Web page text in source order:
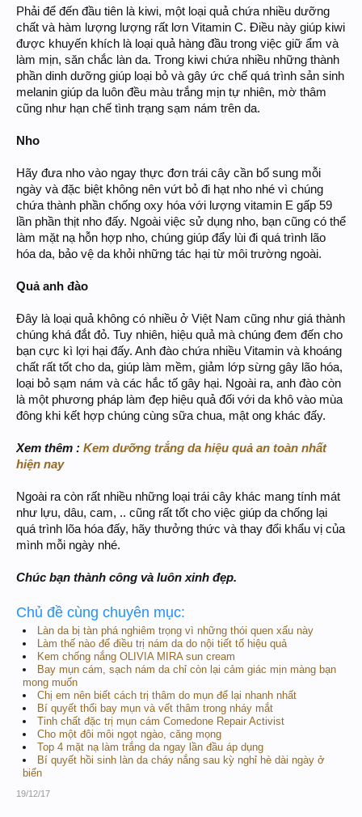
Phải để đến đầu tiên là kiwi, một loại quả chứa nhiều dưỡng
chất và hàm lượng lượng rất lơn Vitamin C. Điều này giúp kiwi
được khuyến khích là loại quả hàng đầu trong việc giữ ẩm và
làm mịn, săn chắc làn da. Trong kiwi chứa nhiều những thành
phần dinh dưỡng giúp loại bỏ và gây ức chế quá trình sản sinh
melanin giúp da luôn đều màu trắng mịn tự nhiên, mờ thâm
cũng như hạn chế tình trạng sạm nám trên da.
Nho
Hãy đưa nho vào ngay thực đơn trái cây cần bổ sung mỗi
ngày và đặc biệt không nên vứt bỏ đi hạt nho nhé vì chúng
chứa thành phần chống oxy hóa với lượng vitamin E gấp 59
lần phần thịt nho đấy. Ngoài việc sử dụng nho, bạn cũng có thể
làm mặt nạ hỗn hợp nho, chúng giúp đẩy lùi đi quá trình lão
hóa da, bảo vệ da khỏi những tác hại từ môi trường ngoài.
Quả anh đào
Đây là loại quả không có nhiều ở Việt Nam cũng như giá thành
chúng khá đắt đỏ. Tuy nhiên, hiệu quả mà chúng đem đến cho
bạn cực kì lợi hại đấy. Anh đào chứa nhiều Vitamin và khoáng
chất rất tốt cho da, giúp làm mềm, giảm lớp sừng gây lão hóa,
loại bỏ sạm nám và các hắc tố gây hại. Ngoài ra, anh đào còn
là một phương pháp làm đẹp hiệu quả đối với da khô vào mùa
đông khi kết hợp chúng cùng sữa chua, mật ong khác đấy.
Xem thêm : Kem dưỡng trắng da hiệu quả an toàn nhất
hiện nay
Ngoài ra còn rất nhiều những loại trái cây khác mang tính mát
như lựu, dâu, cam, .. cũng rất tốt cho việc giúp da chống lại
quá trình lõa hóa đấy, hãy thưởng thức và thay đổi khẩu vị của
mình mỗi ngày nhé.
Chúc bạn thành công và luôn xinh đẹp.
Chủ đề cùng chuyên mục:
Làn da bị tàn phá nghiêm trọng vì những thói quen xấu này
Làm thế nào để điều trị nám da do nội tiết tố hiệu quả
Kem chống nắng OLIVIA MIRA sun cream
Bay mụn cám, sạch nám da chỉ còn lại cảm giác mịn màng bạn
mong muốn
Chị em nên biết cách trị thâm do mụn để lại nhanh nhất
Bí quyết thổi bay mụn và vết thâm trong nháy mắt
Tinh chất đặc trị mụn cám Comedone Repair Activist
Cho một đôi môi ngọt ngào, căng mọng
Top 4 mặt nạ làm trắng da ngay lần đầu áp dụng
Bí quyết hồi sinh làn da cháy nắng sau kỳ nghỉ hè dài ngày ở
biển
19/12/17